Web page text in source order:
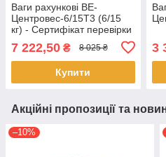
Ваги рахункові ВЕ-
Центровес-6/15Т3 (6/15
кг) - Сертифікат перевірки
7 222,50 ₴ 8 025 ₴
Купити
3
Акційні пропозиції та
–10%